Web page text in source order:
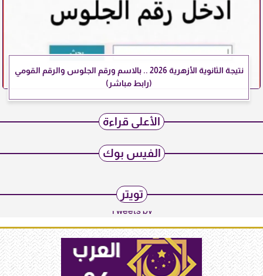
نتيجة الثانوية الأزهرية 2026 .. بالاسم ورقم الجلوس والرقم القومي
(رابط مباشر)
الأعلى قراءة
الفيس بوك
تويتر
Tweets by